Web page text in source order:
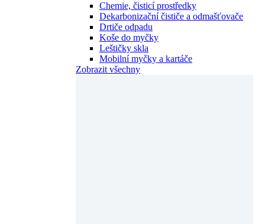
Chemie, čisticí prostředky
Dekarbonizační čističe a odmašťovače
Drtiče odpadu
Koše do myčky
Leštičky skla
Mobilní myčky a kartáče
Zobrazit všechny